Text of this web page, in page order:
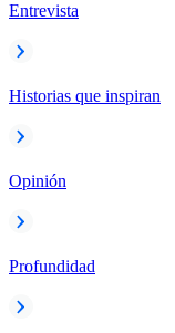
Entrevista
Historias que inspiran
Opinión
Profundidad